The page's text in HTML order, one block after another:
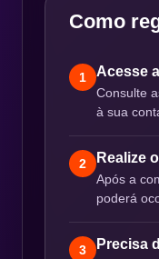
Como
1 Acesse
Consulte
à sua
2 Realize
Após a
poderá
3 Precisa